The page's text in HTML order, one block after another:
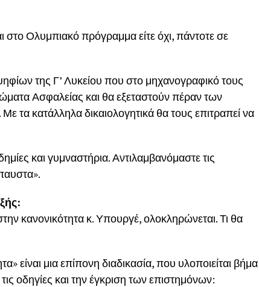
στο Ολυμπιακό πρόγραμμα είτε όχι, πάντοτε σε
της Γ’ Λυκείου που στο μηχανογραφικό τους
Ασφαλείας και θα εξεταστούν πέραν των
τα κατάλληλα δικαιολογητικά θα τους επιτραπεί να
και γυμναστήρια. Αντιλαμβανόμαστε τις
κανονικότητα κ. Υπουργέ, ολοκληρώνεται. Τι θα
είναι μια επίπονη διαδικασία, που υλοποιείται βήμα
οδηγίες και την έγκριση των επιστημόνων: